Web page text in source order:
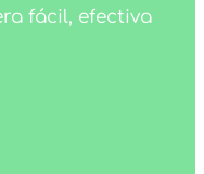
fácil, efectiva